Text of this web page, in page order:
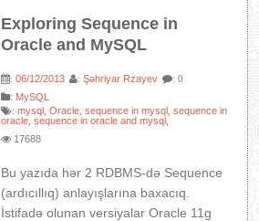
PROQRAMLAR
XƏBƏRLƏR
Exploring Sequence in
Oracle and MySQL
:06/12/2013 :Şəhriyar Rzayev : 0
: MySQL
:mysql ,Oracle ,sequence in mysql ,sequence in
oracle ,sequence in oracle and mysql
17688
Bu yazıda hər 2 RDBMS-də Sequence
(ardıcıllıq) anlayışlarına baxacıq.
İstifadə olunan versiyalar Oracle 11g